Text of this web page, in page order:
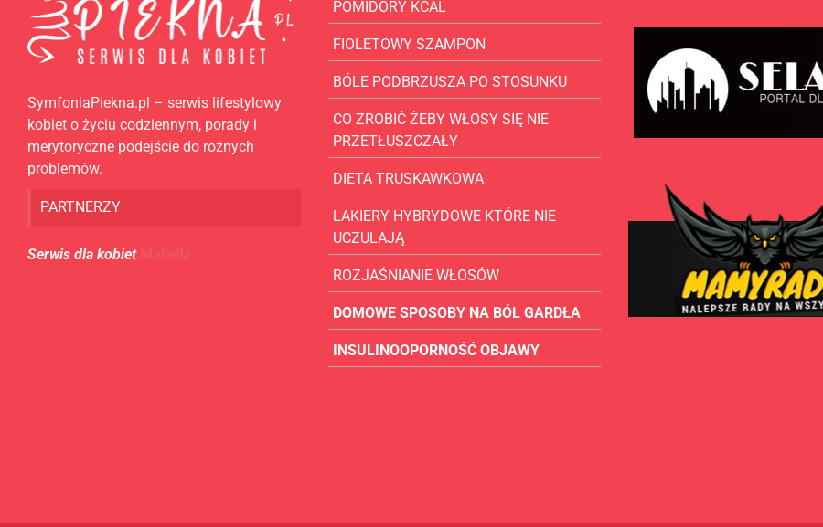
SymfoniaPiekna.pl – serwis lifestylowy
kobiet o życiu codziennym, porady i
merytoryczne podejście do rożnych
problemów.
PARTNERZY
Serwis dla kobiet
POMIDORY KCAL
FIOLETOWY SZAMPON
BÓLE PODBRZUSZA PO STOSUNKU
CO ZROBIĆ ŻEBY WŁOSY SIĘ NIE
PRZETŁUSZCZAŁY
DIETA TRUSKAWKOWA
LAKIERY HYBRYDOWE KTÓRE NIE
UCZULAJĄ
ROZJAŚNIANIE WŁOSÓW
DOMOWE SPOSOBY NA BÓL GARDŁA
INSULINOOPORNOŚĆ OBJAWY